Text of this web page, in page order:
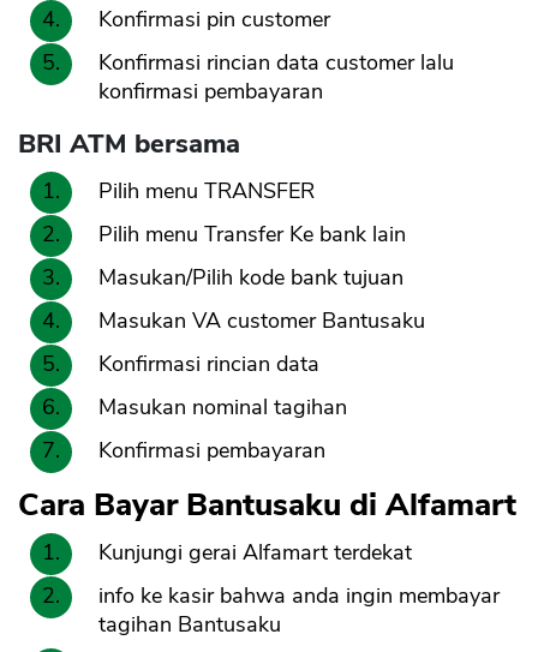
Konfirmasi pin customer
Konfirmasi rincian data customer lalu
konfirmasi pembayaran
BRI ATM bersama
Pilih menu TRANSFER
Pilih menu Transfer Ke bank lain
Masukan/Pilih kode bank tujuan
Masukan VA customer Bantusaku
Konfirmasi rincian data
Masukan nominal tagihan
Konfirmasi pembayaran
Cara Bayar Bantusaku di Alfamart
Kunjungi gerai Alfamart terdekat
info ke kasir bahwa anda ingin membayar
tagihan Bantusaku